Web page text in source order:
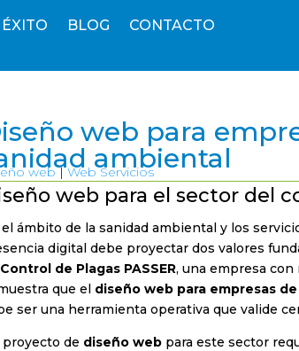
BLOG CONTACTO
web para
ambiental
web|Web Servicios
web para el sector del
el ámbito de la sanidad ambiental y los
digital debe proyectar dos valores
Control de Plagas PASSER, una empresa
que el diseño web para empresas
ser una herramienta operativa que valide
proyecto de diseño web para este sector